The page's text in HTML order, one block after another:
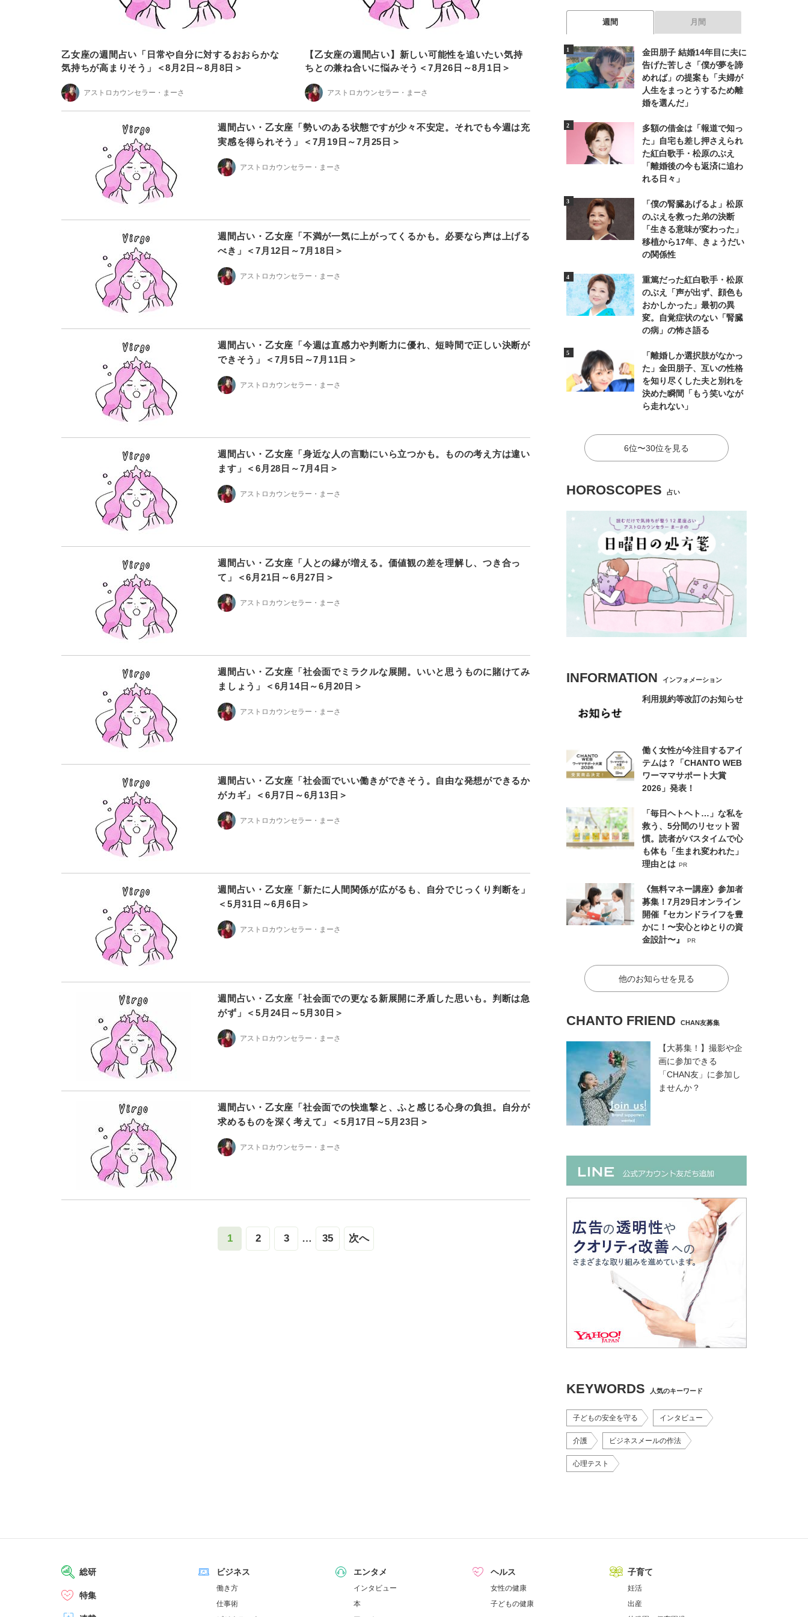
乙女座の週間占い「日常や自分に対するおおらかな
気持ちが高まりそう」＜8月2日～8月8日＞
アストロカウンセラー・まーさ
【乙女座の週間占い】新しい可能性を追いたい気持
ちとの兼ね合いに悩みそう＜7月26日～8月1日＞
アストロカウンセラー・まーさ
週間占い・乙女座「勢いのある状態ですが少々不安定。それでも今週は充
実感を得られそう」＜7月19日～7月25日＞
アストロカウンセラー・まーさ
週間占い・乙女座「不満が一気に上がってくるかも。必要なら声は上げる
べき」＜7月12日～7月18日＞
アストロカウンセラー・まーさ
週間占い・乙女座「今週は直感力や判断力に優れ、短時間で正しい決断が
できそう」＜7月5日～7月11日＞
アストロカウンセラー・まーさ
週間占い・乙女座「身近な人の言動にいら立つかも。ものの考え方は違い
ます」＜6月28日～7月4日＞
アストロカウンセラー・まーさ
週間占い・乙女座「人との縁が増える。価値観の差を理解し、つき合っ
て」＜6月21日～6月27日＞
アストロカウンセラー・まーさ
週間占い・乙女座「社会面でミラクルな展開。いいと思うものに賭けてみ
ましょう」＜6月14日～6月20日＞
アストロカウンセラー・まーさ
週間占い・乙女座「社会面でいい働きができそう。自由な発想ができるか
がカギ」＜6月7日～6月13日＞
アストロカウンセラー・まーさ
週間占い・乙女座「新たに人間関係が広がるも、自分でじっくり判断を」
＜5月31日～6月6日＞
アストロカウンセラー・まーさ
週間占い・乙女座「社会面での更なる新展開に矛盾した思いも。判断は急
がず」＜5月24日～5月30日＞
アストロカウンセラー・まーさ
週間占い・乙女座「社会面での快進撃と、ふと感じる心身の負担。自分が
求めるものを深く考えて」＜5月17日～5月23日＞
アストロカウンセラー・まーさ
1 2 3 … 35 次へ
週間 月間
金田朋子 結婚14年目に夫に
告げた苦しさ「僕が夢を諦
めれば」の提案も「夫婦が
人生をまっとうするため離
婚を選んだ」
多額の借金は「報道で知っ
た」自宅も差し押さえられ
た紅白歌手・松原のぶえ
「離婚後の今も返済に追わ
れる日々」
「僕の腎臓あげるよ」松原
のぶえを救った弟の決断
「生きる意味が変わった」
移植から17年、きょうだい
の関係性
重篤だった紅白歌手・松原
のぶえ「声が出ず、顔色も
おかしかった」最初の異
変。自覚症状のない「腎臓
の病」の怖さ語る
「離婚しか選択肢がなかっ
た」金田朋子、互いの性格
を知り尽くした夫と別れを
決めた瞬間「もう笑いなが
ら走れない」
6位〜30位を見る
HOROSCOPES 占い
INFORMATION インフォメーション
利用規約等改訂のお知らせ
働く女性が今注目するアイ
テムは？「CHANTO WEB
ワーママサポート大賞
2026」発表！
「毎日ヘトヘト…」な私を
救う、5分間のリセット習
慣。読者がバスタイムで心
も体も「生まれ変われた」
理由とは PR
《無料マネー講座》参加者
募集！7月29日オンライン
開催『セカンドライフを豊
かに！〜安心とゆとりの資
金設計〜』
PR
他のお知らせを見る
CHANTO FRIEND CHAN友募集
【大募集！】撮影や企
画に参加できる
「CHAN友」に参加し
ませんか？
KEYWORDS 人気のキーワード
子どもの安全を守る インタビュー
介護 ビジネスメールの作法
心理テスト
総研
特集
ビジネス
働き方
仕事術
エンタメ
インタビュー
本
ヘルス
女性の健康
子どもの健康
子育て
妊活
出産